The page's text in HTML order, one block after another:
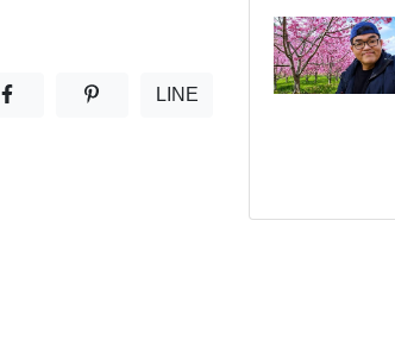
分享至facebook(另開新視窗)
分享至噗浪(另開新視窗)
LINE